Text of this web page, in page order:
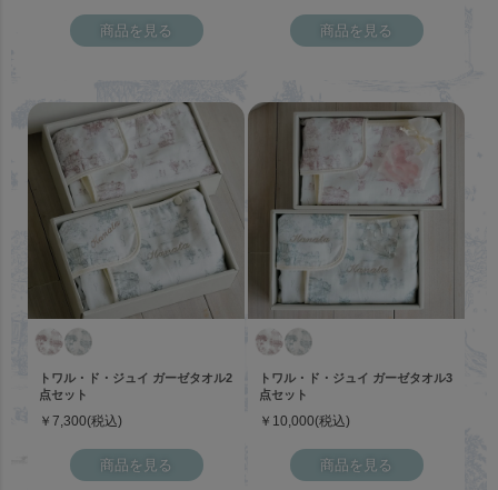
商品を見る 商品を見る
トワル・ド・ジュイ ガーゼタオル2
点セット
￥7,300(税込)
商品を見る
トワル・ド・ジュイ ガーゼタオル3
点セット
￥10,000(税込)
商品を見る